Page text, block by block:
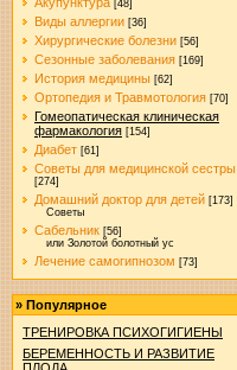
[48]
Виды аллергии [36]
Хирургические болезни [56]
Сезонные заболевания [169]
История медицины [62]
Ортопедия и Травмотология [70]
Гомеопатическая клиническая
фармакология [154]
Диабет [61]
Советы для медицинской сестры
[274]
Домашний доктор для детей [173]
Советы
Сабельник [56]
или Золотой болотный ус
Лечение самогипнозом [73]
» Популярное
ТРЕНИРОВКА ПСИХОГИГИЕНЫ
БЕРЕМЕННОСТЬ И РАЗВИТИЕ